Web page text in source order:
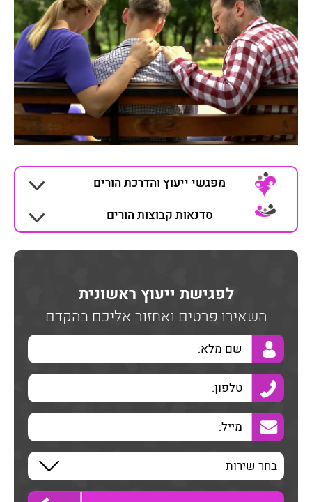
מפגשי ייעוץ והדרכת הורים
סדנאות קבוצות הורים
לפגישת ייעוץ ראשונית
השאירו פרטים ואחזור אליכם בהקדם